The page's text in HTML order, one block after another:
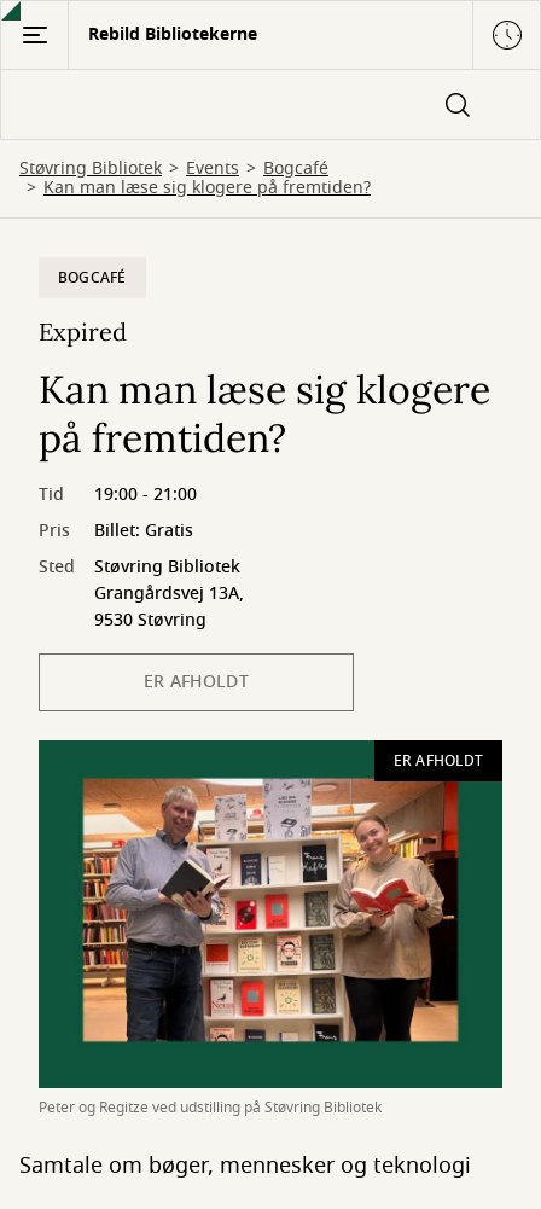
Gå
hovedindhold
Rebild Bibliotekerne
Støvring Bibliotek Events Bogcafé
Kan man læse sig klogere på fremtiden?
ER AFHOLDT
Peter og Regitze ved udstilling på Støvring Bibliotek
BOGCAFÉ
Expired
Kan man læse sig klogere
på fremtiden?
Tid
19:00 - 21:00
Pris
Billet: Gratis
Sted
Støvring Bibliotek
Grangårdsvej 13A,
9530 Støvring
ER AFHOLDT
Samtale om bøger, mennesker og teknologi